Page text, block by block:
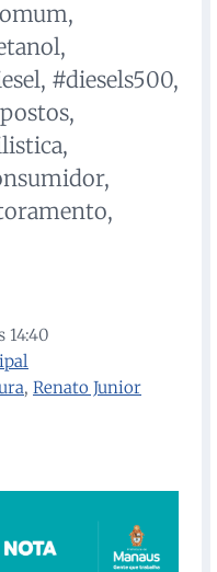
#diesels500,
14:40
, Renato Junior